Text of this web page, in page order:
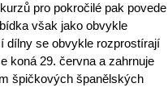
pro pokročilé pak povede
však jako obvykle
dílny se obvykle rozprostírají
koná 29. června a zahrnuje
špičkových španělských